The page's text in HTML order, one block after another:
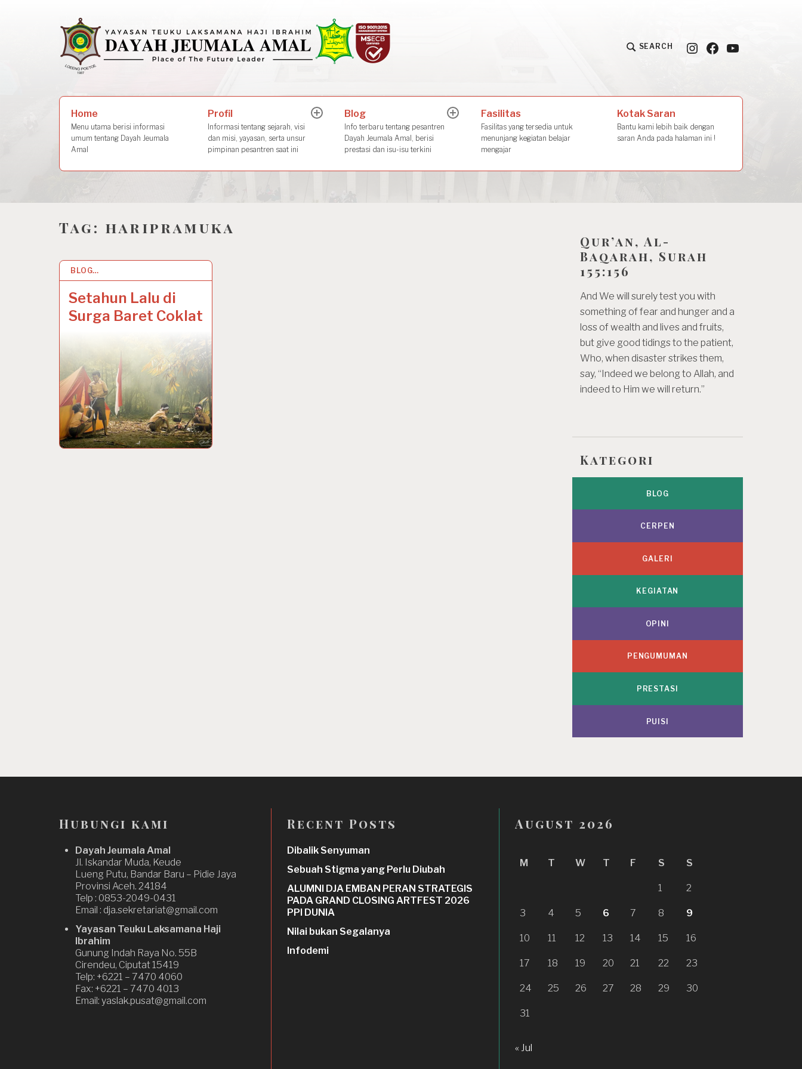
SEARCH Instagram
FacebookYouTube
Home
Menu utama berisi informasi
umum tentang Dayah Jeumala
Amal
Profil
Informasi tentang sejarah, visi
dan misi, yayasan, serta unsur
pimpinan pesantren saat ini
expandBlog
Info terbaru tentang pesantren
Dayah Jeumala Amal, berisi
prestasi dan isu-isu terkini
expandFasilitas
Fasilitas yang tersedia untuk
menunjang kegiatan belajar
mengajar
Kotak Saran
Bantu kami lebih baik dengan
saran Anda pada halaman ini !
Tag: haripramuka
BLOG…
Setahun Lalu di
Surga Baret Coklat
14 AUG 2024
Qur’an, Al-
Baqarah, Surah
155:156
And We will surely test you with
something of fear and hunger and a
loss of wealth and lives and fruits,
but give good tidings to the patient,
Who, when disaster strikes them,
say, “Indeed we belong to Allah, and
indeed to Him we will return.”
Kategori
BLOG
CERPEN
GALERI
KEGIATAN
OPINI
PENGUMUMAN
PRESTASI
PUISI
Hubungi kami
Dayah Jeumala Amal
Jl. Iskandar Muda, Keude
Lueng Putu, Bandar Baru – Pidie Jaya
Provinsi Aceh. 24184
Telp : 0853-2049-0431
Email : dja.sekretariat@gmail.com
Yayasan Teuku Laksamana Haji
Ibrahim
Gunung Indah Raya No. 55B
Cirendeu, Ciputat 15419
Telp: +6221 – 7470 4060
Fax: +6221 – 7470 4013
Email: yaslak.pusat@gmail.com
Recent Posts
Dibalik Senyuman
Sebuah Stigma yang Perlu Diubah
ALUMNI DJA EMBAN PERAN STRATEGIS
PADA GRAND CLOSING ARTFEST 2026
PPI DUNIA
Nilai bukan Segalanya
Infodemi
August 2026
M T W T F S S
1 2
3 4 5 6 7 8 9
10 11 12 13 14 15 16
17 18 19 20 21 22 23
24 25 26 27 28 29 30
31
« Jul